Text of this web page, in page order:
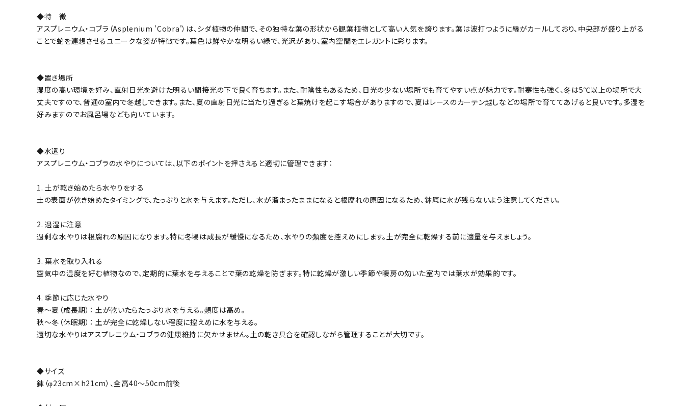
◆特 徴
アスプレニウム・コブラ（Asplenium 'Cobra'）は、シダ植物の仲間で、その独特な葉の形状から観葉植物として高い人気を誇ります。葉は波打つように縁がカールしており、中央部が盛り上がる
ことで蛇を連想させるユニークな姿が特徴です。葉色は鮮やかな明るい緑で、光沢があり、室内空間をエレガントに彩ります。
◆置き場所
湿度の高い環境を好み、直射日光を避けた明るい間接光の下で良く育ちます。また、耐陰性もあるため、日光の少ない場所でも育てやすい点が魅力です。耐寒性も強く、冬は5℃以上の場所で大
丈夫ですので、普通の室内で冬越しできます。また、夏の直射日光に当たり過ぎると葉焼けを起こす場合がありますので、夏はレースのカーテン越しなどの場所で育ててあげると良いです。多湿を
好みますのでお風呂場なども向いています。
◆水遣り
アスプレニウム・コブラの水やりについては、以下のポイントを押さえると適切に管理できます：
1. 土が乾き始めたら水やりをする
土の表面が乾き始めたタイミングで、たっぷりと水を与えます。ただし、水が溜まったままになると根腐れの原因になるため、鉢底に水が残らないよう注意してください。
2. 過湿に注意
過剰な水やりは根腐れの原因になります。特に冬場は成長が緩慢になるため、水やりの頻度を控えめにします。土が完全に乾燥する前に適量を与えましょう。
3. 葉水を取り入れる
空気中の湿度を好む植物なので、定期的に葉水を与えることで葉の乾燥を防ぎます。特に乾燥が激しい季節や暖房の効いた室内では葉水が効果的です。
4. 季節に応じた水やり
春～夏（成長期）： 土が乾いたらたっぷり水を与える。頻度は高め。
秋～冬（休眠期）： 土が完全に乾燥しない程度に控えめに水を与える。
適切な水やりはアスプレニウム・コブラの健康維持に欠かせません。土の乾き具合を確認しながら管理することが大切です。
◆サイズ
鉢（φ23cm×h21cm）、全高40～50cm前後